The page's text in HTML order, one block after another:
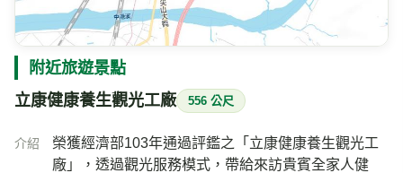
附近旅遊景點
立康健康養生觀光工廠 556 公尺
介紹
榮獲經濟部103年通過評鑑之「立康健康養生觀光工
廠」，透過觀光服務模式，帶給來訪貴賓全家人健